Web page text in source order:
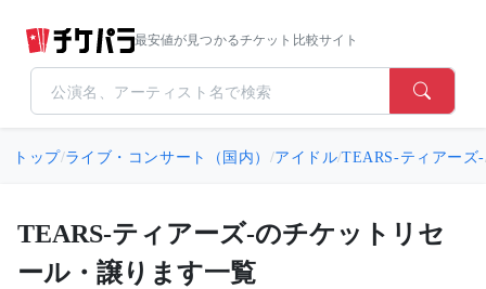
最安値が見つかるチケット比較サイト
トップ/ライブ・コンサート（国内） /アイドル/TEARS-ティアーズ-
TEARS-ティアーズ-のチケットリセ
ール・譲ります一覧